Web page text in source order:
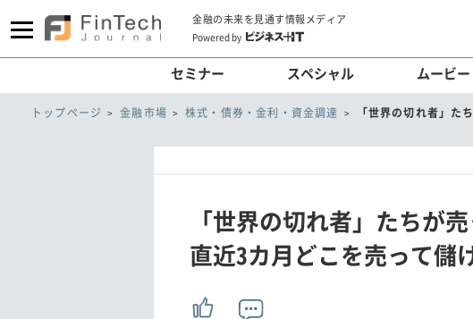
金融の未来を見通す情報メディア
Powered by
セミナー スペシャル ムービー
トップページ 金融市場 株式・債券・金利・資金調達 「世界の切れ者」た
「世界の切れ者」たちが
直近3カ月どこを売って儲